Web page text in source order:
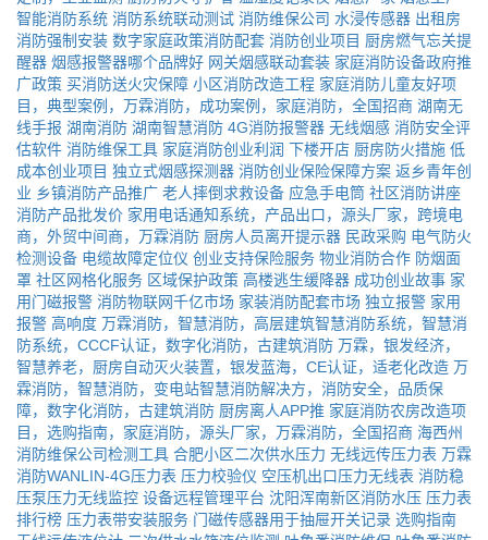
智能消防系统 消防系统联动测试 消防维保公司 水浸传感器 出租房
消防强制安装 数字家庭政策消防配套 消防创业项目 厨房燃气忘关提
醒器 烟感报警器哪个品牌好 网关烟感联动套装 家庭消防设备政府推
广政策 买消防送火灾保障 小区消防改造工程 家庭消防儿童友好项
目，典型案例，万霖消防，成功案例，家庭消防，全国招商 湖南无
线手报 湖南消防 湖南智慧消防 4G消防报警器 无线烟感 消防安全评
估软件 消防维保工具 家庭消防创业利润 下楼开店 厨房防火措施 低
成本创业项目 独立式烟感探测器 消防创业保险保障方案 返乡青年创
业 乡镇消防产品推广 老人摔倒求救设备 应急手电筒 社区消防讲座
消防产品批发价 家用电话通知系统，产品出口，源头厂家，跨境电
商，外贸中间商，万霖消防 厨房人员离开提示器 民政采购 电气防火
检测设备 电缆故障定位仪 创业支持保险服务 物业消防合作 防烟面
罩 社区网格化服务 区域保护政策 高楼逃生缓降器 成功创业故事 家
用门磁报警 消防物联网千亿市场 家装消防配套市场 独立报警 家用
报警 高响度 万霖消防，智慧消防，高层建筑智慧消防系统，智慧消
防系统，CCCF认证，数字化消防，古建筑消防 万霖，银发经济，
智慧养老，厨房自动灭火装置，银发蓝海，CE认证，适老化改造 万
霖消防，智慧消防，变电站智慧消防解决方，消防安全，品质保
障，数字化消防，古建筑消防 厨房离人APP推 家庭消防农房改造项
目，选购指南，家庭消防，源头厂家，万霖消防，全国招商 海西州
消防维保公司检测工具 合肥小区二次供水压力 无线远传压力表 万霖
消防WANLIN-4G压力表 压力校验仪 空压机出口压力无线表 消防稳
压泵压力无线监控 设备远程管理平台 沈阳浑南新区消防水压 压力表
排行榜 压力表带安装服务 门磁传感器用于抽屉开关记录 选购指南